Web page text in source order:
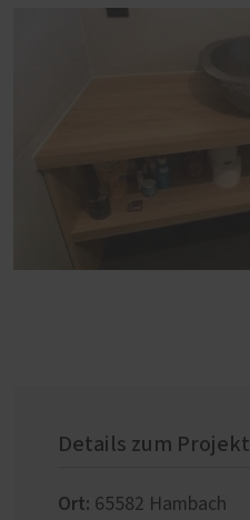
Details zum Projekt
Ort: 65582 Hambach